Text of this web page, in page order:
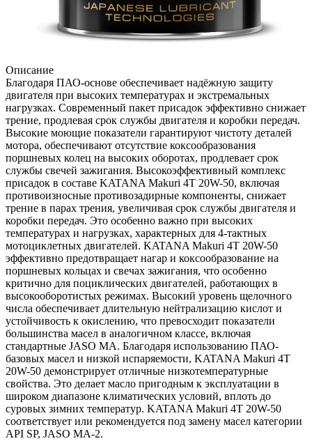
Описание
Благодаря ПАО-основе обеспечивает надёжную защиту
двигателя при высоких температурах и экстремальных
нагрузках. Современный пакет присадок эффективно снижает
трение, продлевая срок службы двигателя и коробки передач.
Высокие моющие показатели гарантируют чистоту деталей
мотора, обеспечивают отсутствие коксообразования
поршневых колец на высоких оборотах, продлевает срок
службы свечей зажигания. Высокоэффективный комплекс
присадок в составе KATANA Makuri 4T 20W-50, включая
противоизносные противозадирные компоненты, снижает
трение в парах трения, увеличивая срок службы двигателя и
коробки передач. Это особенно важно при высоких
температурах и нагрузках, характерных для 4-тактных
мотоциклетных двигателей. KATANA Makuri 4T 20W-50
эффективно предотвращает нагар и коксообразование на
поршневых кольцах и свечах зажигания, что особенно
критично для поциклических двигателей, работающих в
высокооборотистых режимах. Высокий уровень щелочного
числа обеспечивает длительную нейтрализацию кислот и
устойчивость к окислению, что превосходит показатели
большинства масел в аналогичном классе, включая
стандартные JASO MA. Благодаря использованию ПАО-
базовых масел и низкой испаряемости, KATANA Makuri 4T
20W-50 демонстрирует отличные низкотемпературные
свойства. Это делает масло пригодным к эксплуатации в
широком диапазоне климатических условий, вплоть до
суровых зимних температур. KATANA Makuri 4T 20W-50
соответствует или рекомендуется под замену масел категории
API SP, JASO MA-2.